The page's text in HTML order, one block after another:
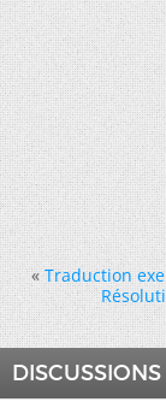
« Traduction